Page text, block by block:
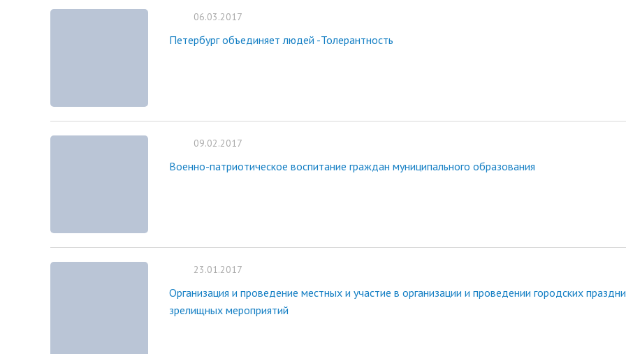
06.03.2017
Петербург объединяет людей -Толерантность
09.02.2017
Военно-патриотическое воспитание граждан муниципального образования
23.01.2017
Организация и проведение местных и участие в организации и проведении городских
зрелищных мероприятий